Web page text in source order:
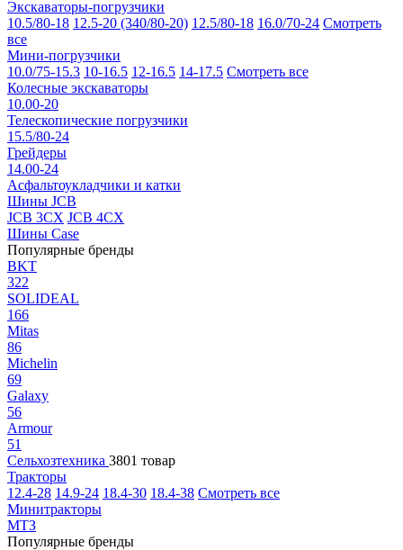
Экскаваторы-погрузчики
10.5/80-18 12.5-20 (340/80-20) 12.5/80-18 16.0/70-24 Смотреть
все
Мини-погрузчики
10.0/75-15.3 10-16.5 12-16.5 14-17.5 Смотреть все
Колесные экскаваторы
10.00-20
Телескопические погрузчики
15.5/80-24
Грейдеры
14.00-24
Асфальтоукладчики и катки
Шины JCB
JCB 3CX JCB 4CX
Шины Case
Популярные бренды
BKT
322
SOLIDEAL
166
Mitas
86
Michelin
69
Galaxy
56
Armour
51
Сельхозтехника 3801 товар
Тракторы
12.4-28 14.9-24 18.4-30 18.4-38 Смотреть все
Минитракторы
МТЗ
Популярные бренды